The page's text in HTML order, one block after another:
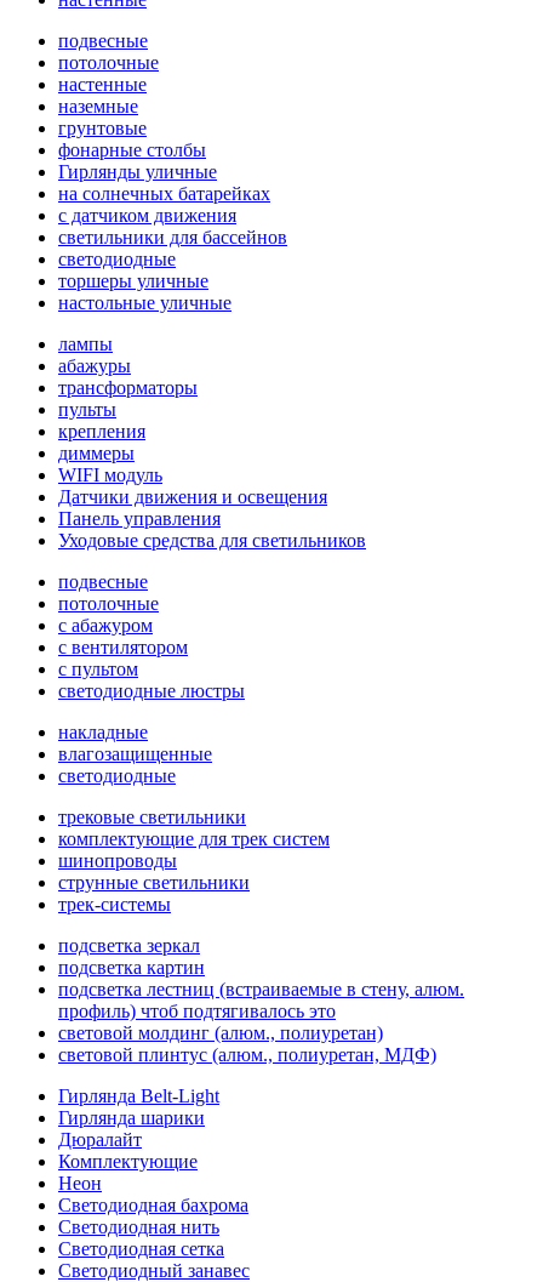
подвесные
потолочные
настенные
наземные
грунтовые
фонарные столбы
Гирлянды уличные
на солнечных батарейках
с датчиком движения
светильники для бассейнов
светодиодные
торшеры уличные
настольные уличные
лампы
абажуры
трансформаторы
пульты
крепления
диммеры
WIFI модуль
Датчики движения и освещения
Панель управления
Уходовые средства для светильников
подвесные
потолочные
с абажуром
с вентилятором
с пультом
светодиодные люстры
накладные
влагозащищенные
светодиодные
трековые светильники
комплектующие для трек систем
шинопроводы
струнные светильники
трек-системы
подсветка зеркал
подсветка картин
подсветка лестниц (встраиваемые в стену, алюм.
профиль) чтоб подтягивалось это
световой молдинг (алюм., полиуретан)
световой плинтус (алюм., полиуретан, МДФ)
Гирлянда Belt-Light
Гирлянда шарики
Дюралайт
Комплектующие
Неон
Светодиодная бахрома
Светодиодная нить
Светодиодная сетка
Светодиодный занавес